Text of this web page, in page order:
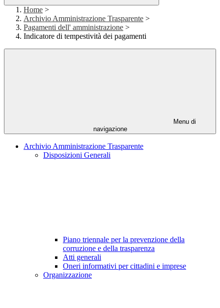
Home >
Archivio Amministrazione Trasparente >
Pagamenti dell' amministrazione >
Indicatore di tempestività dei pagamenti
Menu di
navigazione
Archivio Amministrazione Trasparente
Disposizioni Generali
Piano triennale per la prevenzione della
corruzione e della trasparenza
Atti generali
Oneri informativi per cittadini e imprese
Organizzazione